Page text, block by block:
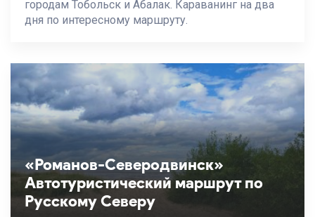
городам Тобольск и Абалак. Караванинг на два
дня по интересному маршруту.
«Романов-Северодвинск»
Автотуристический маршрут по
Русскому Северу